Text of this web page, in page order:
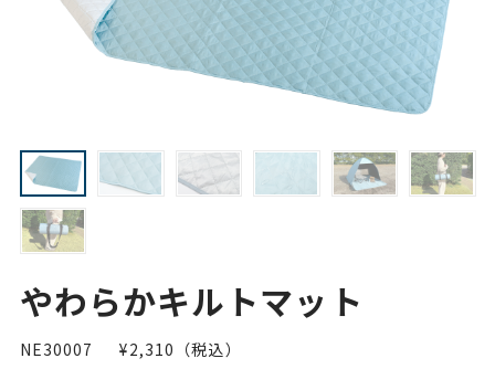
やわらかキルトマット
NE30007
¥2,310（税込）